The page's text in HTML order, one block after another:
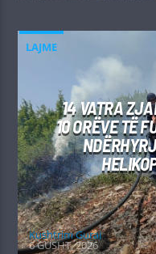
LAJME
14 VATRA
10 ORËVE TË
Kushtrim Guraj
6 GUSHT, 2026